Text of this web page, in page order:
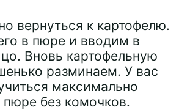
вернуться к картофелю.
в пюре и вводим в
Вновь картофельную
разминаем. У вас
максимально
без комочков.